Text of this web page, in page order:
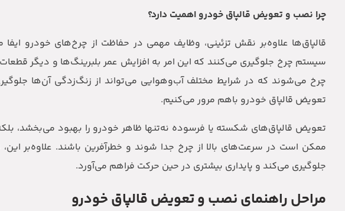
چرا نصب و تعویض قالپاق خودرو اهمیت دارد؟
قالپاق‌ها علاوه‌بر نقش تزئینی، وظایف مهمی در حفاظت از چرخ‌های خودرو
سیستم چرخ جلوگیری می‌کنند که این امر به افزایش عمر بلبرینگ‌ها و دیگر
چرخ می‌شوند که در شرایط مختلف آب‌وهوایی می‌تواند از زنگ‌زدگی آن‌ها
تعویض قالپاق خودرو باهم مرور می‌کنیم.
تعویض قالپاق‌های شکسته یا فرسوده نه‌تنها ظاهر خودرو را بهبود می‌بخشد،
ممکن است در سرعت‌های بالا از چرخ جدا شوند و خطرآفرین باشند. علاوه‌بر
جلوگیری می‌کند و پایداری بیشتری در حین حرکت فراهم می‌آورد.
مراحل راهنمای نصب و تعویض قالپاق خودرو